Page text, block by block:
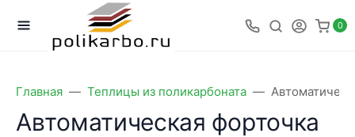
0
Главная Теплицы из поликарбоната
Автоматическая форточка